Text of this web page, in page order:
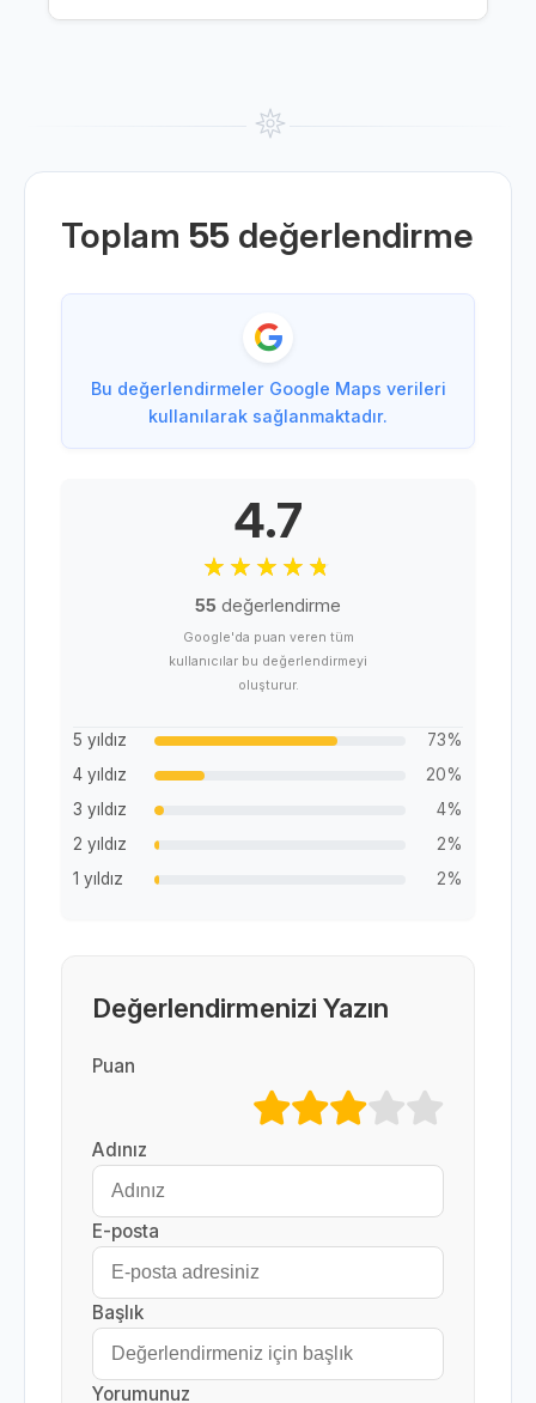
Toplam 55 değerlendirme
Bu değerlendirmeler Google Maps verileri
kullanılarak sağlanmaktadır.
4.7
55 değerlendirme
Google'da puan veren tüm
kullanıcılar bu değerlendirmeyi
oluşturur.
5 yıldız
73%
4 yıldız
20%
3 yıldız
4%
2 yıldız
2%
1 yıldız
2%
Değerlendirmenizi Yazın
Puan
Adınız
E-posta
Başlık
Yorumunuz